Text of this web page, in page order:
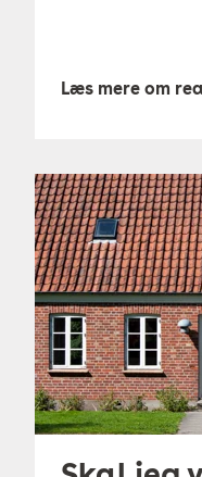
Læs mere om